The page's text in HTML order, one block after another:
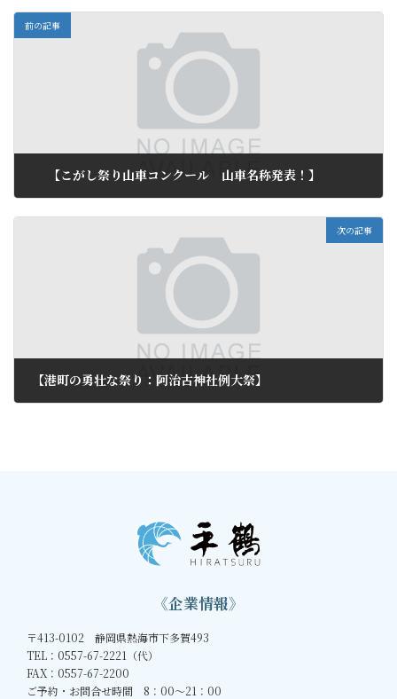
前の記事
【こがし祭り山車コンクール 山車名称発表！】
次の記事
【港町の勇壮な祭り：阿治古神社例大祭】
《企業情報》
〒413-0102 静岡県熱海市下多賀493
TEL：0557-67-2221（代）
FAX：0557-67-2200
ご予約・お問合せ時間 8：00～21：00